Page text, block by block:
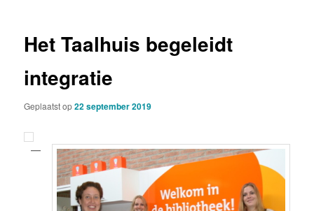
Het Taalhuis begeleidt
integratie
Geplaatst op22 september 2019